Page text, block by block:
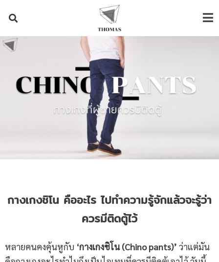
กางเกงชิโน คืออะไร ไปทำความรู้จักแล้วจะรู้ว่า
ควรมีติดตู้ไว้
หลายคนคงคุ้นหูกับ ‘กางเกงชิโน (Chino pants)’ ว่าแต่มัน